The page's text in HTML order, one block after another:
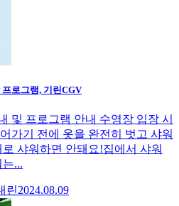
로그램, 기린CGV
및 프로그램 안내 수영장 입장 시
가기 전에 옷을 완전히 벗고 샤워
샤워하면 안돼요!집에서 샤워
...
린2024.08.09